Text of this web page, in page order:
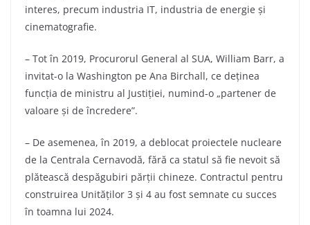
interes, precum industria IT, industria de energie și
cinematografie.
– Tot în 2019, Procurorul General al SUA, William Barr, a
invitat-o la Washington pe Ana Birchall, ce deținea
funcția de ministru al Justiției, numind-o „partener de
valoare și de încredere”.
– De asemenea, în 2019, a deblocat proiectele nucleare
de la Centrala Cernavodă, fără ca statul să fie nevoit să
plătească despăgubiri părții chineze. Contractul pentru
construirea Unităților 3 și 4 au fost semnate cu succes
în toamna lui 2024.